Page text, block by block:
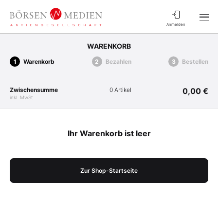
Anmelden
WARENKORB
Warenkorb Bezahlen Bestellen
Zwischensumme
inkl. MwSt.
0 Artikel 0,00 €
Ihr Warenkorb ist leer
Zur Shop-Startseite